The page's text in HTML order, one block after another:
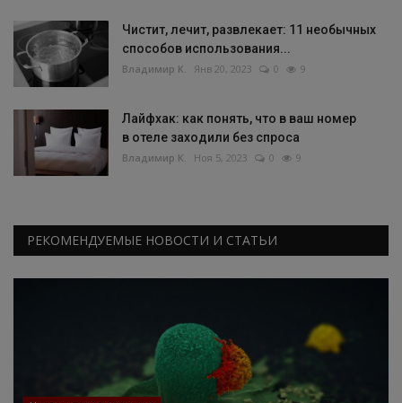
Чистит, лечит, развлекает: 11 необычных
способов использования...
Владимир К. Янв 20, 2023 0 9
Лайфхак: как понять, что в ваш номер
в отеле заходили без спроса
Владимир К. Ноя 5, 2023 0 9
РЕКОМЕНДУЕМЫЕ НОВОСТИ И СТАТЬИ